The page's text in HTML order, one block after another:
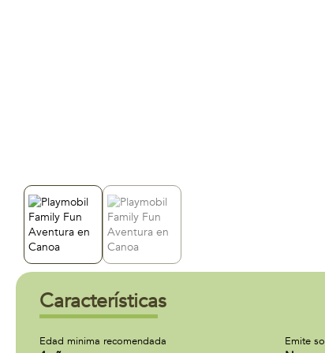
Características
Edad minima recomendada Emite